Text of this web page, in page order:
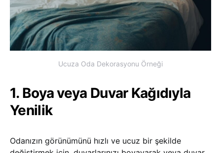
Ucuza Oda Dekorasyonu Örneği
1. Boya veya Duvar Kağıdıyla
Yenilik
Odanızın görünümünü hızlı ve ucuz bir şekilde